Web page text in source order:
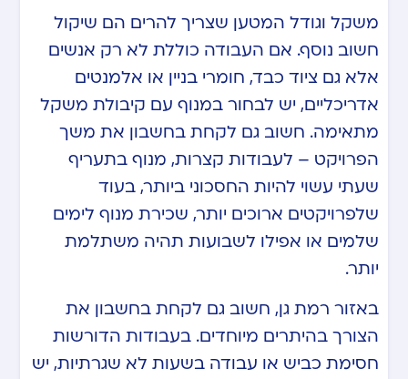
משקל וגודל המטען שצריך להרים הם שיקול
חשוב נוסף. אם העבודה כוללת לא רק אנשים
אלא גם ציוד כבד, חומרי בניין או אלמנטים
אדריכליים, יש לבחור במנוף עם קיבולת משקל
מתאימה. חשוב גם לקחת בחשבון את משך
הפרויקט – לעבודות קצרות, מנוף בתעריף
שעתי עשוי להיות החסכוני ביותר, בעוד
שלפרויקטים ארוכים יותר, שכירת מנוף לימים
שלמים או אפילו לשבועות תהיה משתלמת
יותר.
באזור רמת גן, חשוב גם לקחת בחשבון את
הצורך בהיתרים מיוחדים. בעבודות הדורשות
חסימת כביש או עבודה בשעות לא שגרתיות, יש